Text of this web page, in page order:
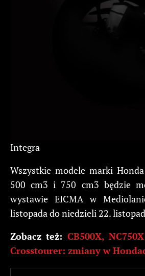
Integra
Wszystkie modele marki
500 cm3 i 750 cm3 będzie
wystawie EICMA w
listopada do niedzieli 22.
Zobacz też: CB500X,
Crosstourer: zmiany w